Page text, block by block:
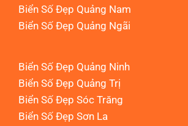
Biển Số Đẹp Quảng Nam
Biển Số Đẹp Quảng Ngãi
Biển Số Đẹp Quảng Ninh
Biển Số Đẹp Quảng Trị
Biển Số Đẹp Sóc Trăng
Biển Số Đẹp Sơn La